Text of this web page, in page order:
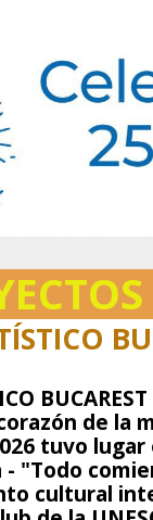
de la
tuvo
- "Todo
cultural